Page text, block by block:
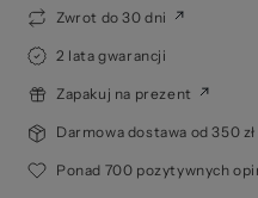
Zwrot do 30 dni
2 lata gwarancji
Zapakuj na prezent
Darmowa dostawa od 350 zł
Ponad 700 pozytywnych